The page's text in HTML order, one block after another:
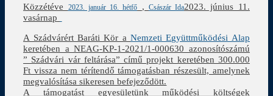
Közzétéve 2023. január 16. hétfő , Császár Ida2023. június 11.
vasárnap
A Szádvárért Baráti Kör aNemzeti Együttműködési Alap
keretében a NEAG-KP-1-2021/1-000630 azonosítószámú
” Szádvári vár feltárása” című projekt keretében 300.000
Ft vissza nem térítendő támogatásban részesült, amelynek
megvalósítása sikeresen befejeződött.
A támogatást egyesületünk működési költségek